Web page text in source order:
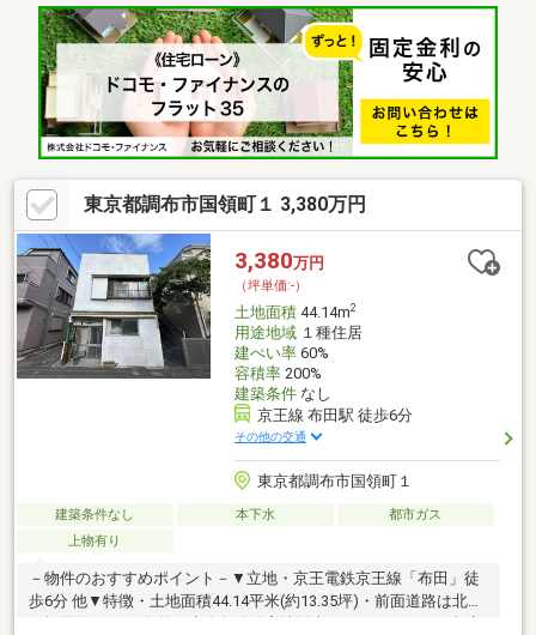
ンが決まり次第スムーズに建築へ移行可能▼周辺環境・まいばす
けっと西つつじヶ丘4丁目店 徒歩3分(約210m)・セブンイレブンつ
つじヶ丘駅南口店 徒歩2分(約160m)・調布市立調和小学校 徒歩9
分(約670m)■ ご希望の住まい探しをお手伝いします
━━━━━・・・物件の詳細・ご相談はお気軽にお問い合わせく
ださい。
東京都調布市国領町１ 3,380万円
3,380万円
（坪単価:-）
土地面積44.14m2
用途地域１種住居
建ぺい率60%
容積率200%
建築条件なし
京王線 布田駅 徒歩6分
その他の交通
東京都調布市国領町１
建築条件なし 本下水
都市ガス
上物有り
－物件のおすすめポイント－▼立地・京王電鉄京王線「布田」徒
歩6分 他▼特徴・土地面積44.14平米(約13.35坪)・前面道路は北西